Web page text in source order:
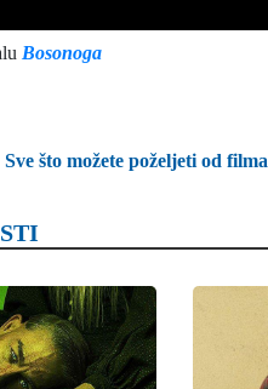
Bosonoga
što možete poželjeti od filma